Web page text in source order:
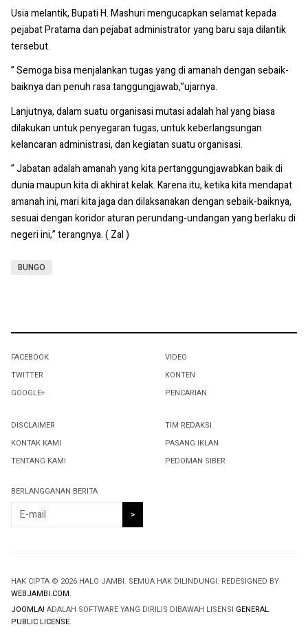
Usia melantik, Bupati H. Mashuri mengucapkan selamat kepada
pejabat Pratama dan pejabat administrator yang baru saja dilantik
tersebut.
” Semoga bisa menjalankan tugas yang di amanah dengan sebaik-
baiknya dan penuh rasa tanggungjawab,”ujarnya.
Lanjutnya, dalam suatu organisasi mutasi adalah hal yang biasa
dilakukan untuk penyegaran tugas, untuk keberlangsungan
kelancaran administrasi, dan kegiatan suatu organisasi.
” Jabatan adalah amanah yang kita pertanggungjawabkan baik di
dunia maupun kita di akhirat kelak. Karena itu, ketika kita mendapat
amanah ini, mari kita jaga dan dilaksanakan dengan sebaik-baiknya,
sesuai dengan koridor aturan perundang-undangan yang berlaku di
negeri ini,” terangnya. ( Zal )
BUNGO
FACEBOOK
TWITTER
GOOGLE+
VIDEO
KONTEN
PENCARIAN
DISCLAIMER
KONTAK KAMI
TENTANG KAMI
TIM REDAKSI
PASANG IKLAN
PEDOMAN SIBER
BERLANGGANAN BERITA
HAK CIPTA © 2026 HALO JAMBI. SEMUA HAK DILINDUNGI. REDESIGNED BY
WEBJAMBI.COM.
JOOMLA! ADALAH SOFTWARE YANG DIRILIS DIBAWAH LISENSI GENERAL
PUBLIC LICENSE.